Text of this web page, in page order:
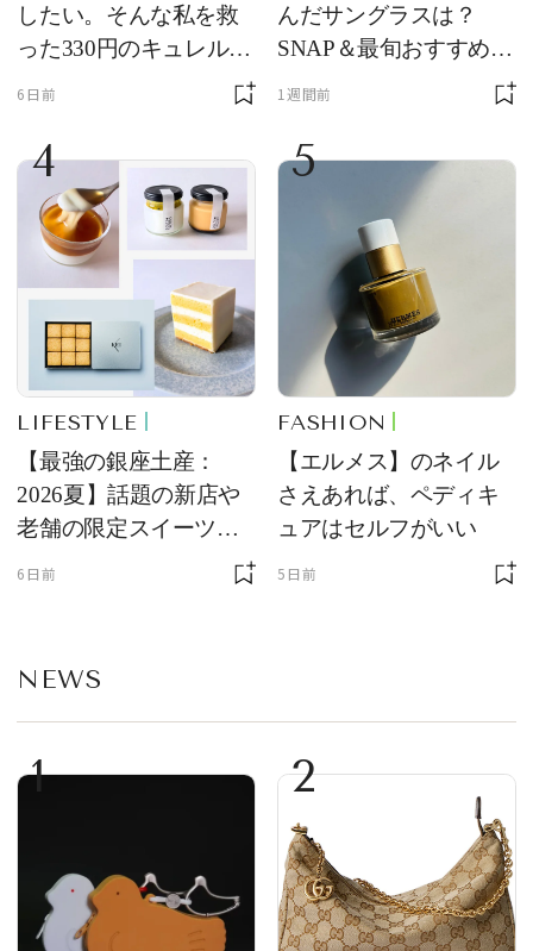
したい。そんな私を救
った330円のキュレル名
6日前
んだサングラスは？
SNAP＆最旬おすすめサ
1週間前
4
LIFESTYLE
【最強の銀座土産：
2026夏】話題の新店や
老舗の限定スイーツを
ゲット【＃SPURおやつ
6日前
5
FASHION
【エルメス】のネイル
さえあれば、ペディキ
ュアはセルフがいい
5日前
NEWS
1 2